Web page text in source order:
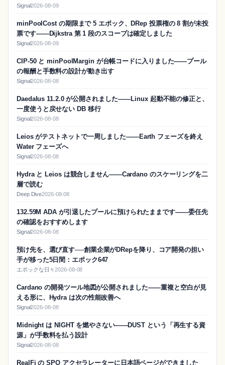
Signal2026-08-09
minPoolCost の期限まで 5 エポック、DRep 投票権の 8 割が未投
票です——Dijkstra 第 1 段のスコープは確定しました
Signal2026-08-09
CIP-50 と minPoolMargin が台帳コードに入りました——プール
の報酬と手数料の設計が動き出す
Signal2026-08-08
Daedalus 11.2.0 が公開されました——Linux 起動不能の修正と、
一度使うと戻せない DB 移行
Signal2026-08-08
Leios がテストネットで一周しました——Earth フェーズを終え
Water フェーズへ
Signal2026-08-08
Hydra と Leios は競合しません——Cardano のスケーリングを二
層で読む
Deep Dive2026-08-08
132.59M ADA が引退したプールに預けられたままです——委任先
の確認をおすすめします
Signal2026-08-08
預け先を、選び直す──創業企業がDRepを降り、コア開発の担い
手が移った5日間：エポック647
エポックな日々2026-08-08
Cardano の開発ツール地図が公開されました——重複と空白が見
える形に、Hydra は次の性能改善へ
Signal2026-08-08
Midnight は NIGHT を燃やさない——DUST という「再生する資
源」が手数料を払う設計
Signal2026-08-08
RealFi の SPO アクセラレーターに日本語ページができました